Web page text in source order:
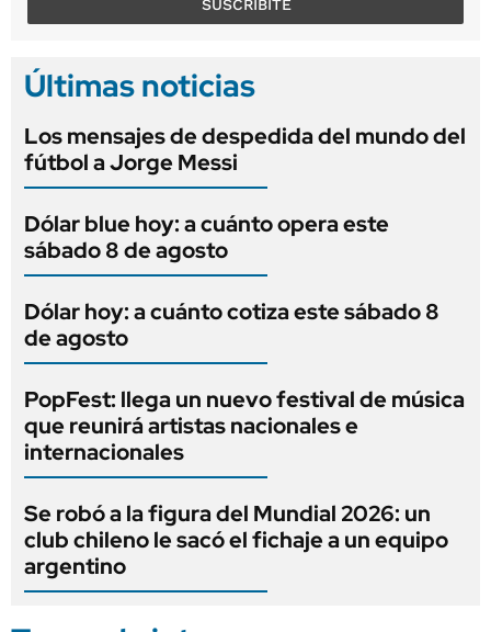
SUSCRIBITE
Últimas noticias
Los mensajes de despedida del mundo del
fútbol a Jorge Messi
Dólar blue hoy: a cuánto opera este
sábado 8 de agosto
Dólar hoy: a cuánto cotiza este sábado 8
de agosto
PopFest: llega un nuevo festival de música
que reunirá artistas nacionales e
internacionales
Se robó a la figura del Mundial 2026: un
club chileno le sacó el fichaje a un equipo
argentino